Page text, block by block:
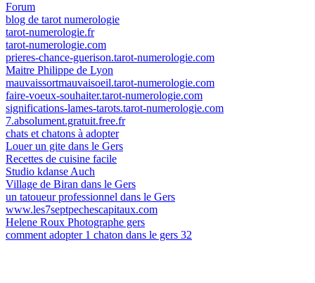
Forum
blog de tarot numerologie
tarot-numerologie.fr
tarot-numerologie.com
prieres-chance-guerison.tarot-numerologie.com
Maitre Philippe de Lyon
mauvaissortmauvaisoeil.tarot-numerologie.com
faire-voeux-souhaiter.tarot-numerologie.com
significations-lames-tarots.tarot-numerologie.com
7.absolument.gratuit.free.fr
chats et chatons à adopter
Louer un gite dans le Gers
Recettes de cuisine facile
Studio kdanse Auch
Village de Biran dans le Gers
un tatoueur professionnel dans le Gers
www.les7septpechescapitaux.com
Helene Roux Photographe gers
comment adopter 1 chaton dans le gers 32